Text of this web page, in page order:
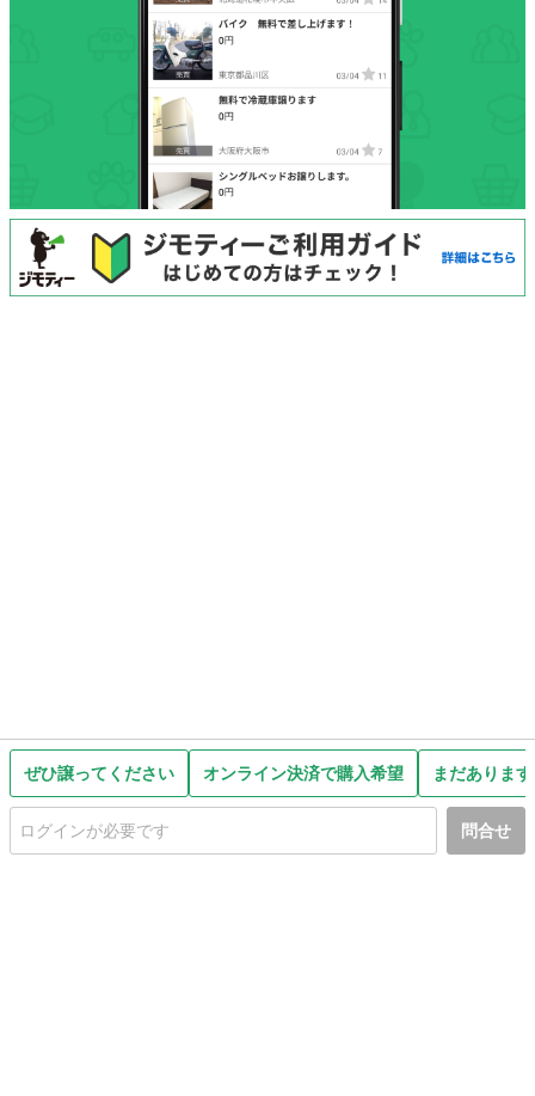
ぜひ譲ってください オンライン決済で購入希望 まだありま
問合せ